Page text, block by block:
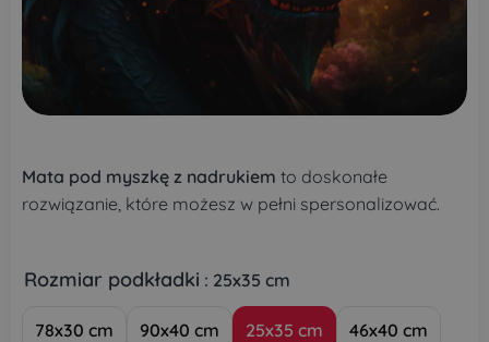
Mata pod myszkę z nadrukiem to doskonałe
rozwiązanie, które możesz w pełni spersonalizować.
Rozmiar podkładki : 25x35 cm
78x30 cm 90x40 cm 25x35 cm 46x40 cm